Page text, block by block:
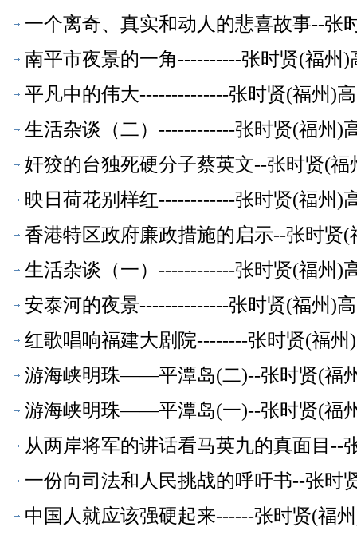
一个离奇、真实和动人的悲喜故事--张
南平市夜景的一角----------张时贤(福州
平凡中的伟大--------------张时贤(福州)
生活杂谈（二）------------张时贤(福州)
奸狡的台独死硬分子蔡英文--张时贤(
映日荷花别样红------------张时贤(福州)
香港特区政府廉政措施的启示--张时贤
生活杂谈（一）------------张时贤(福州)
安泰河的夜景--------------张时贤(福州)
红歌唱响福建大剧院--------张时贤(福
游海峡明珠——平潭岛(二)--张时贤(福
游海峡明珠——平潭岛(一)--张时贤(福
从两岸将军的讲话看马英九的真面目--
一份向司法和人民挑战的呼吁书--张时
中国人就应该强硬起来------张时贤(福